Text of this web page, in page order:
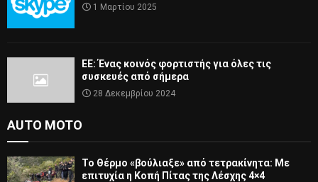
1 Μαρτίου 2025
ΕΕ: Ένας κοινός φορτιστής για όλες τις
συσκευές από σήμερα
28 Δεκεμβρίου 2024
AUTO MOTO
Το Θέρμο «βούλιαξε» από τετρακίνητα: Με
επιτυχία η Κοπή Πίτας της Λέσχης 4×4